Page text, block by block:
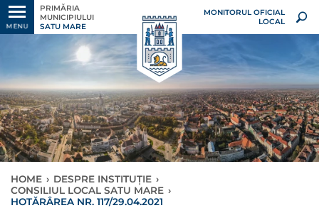
MENU
PRIMĂRIA
MUNICIPIULUI
SATU MARE
MONITORUL OFICIAL
LOCAL
HOME › DESPRE INSTITUȚIE ›
CONSILIUL LOCAL SATU MARE ›
HOTĂRÂREA NR. 117/29.04.2021